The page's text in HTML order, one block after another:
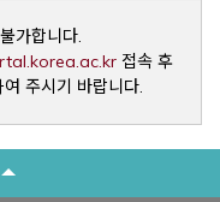
가합니다.
Opens a
접속 후
주시기 바랍니다.